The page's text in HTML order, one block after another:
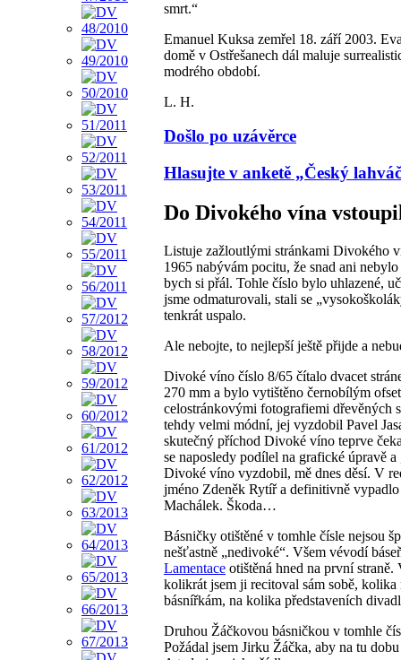
smrt.“
Emanuel Kuksa zemřel 18. září 2003.
domě v Ostřešanech dál maluje
modrého období.
L. H.
Došlo po uzávěrce
Hlasujte v anketě „Český
Do Divokého vína
Listuje zažloutlými stránkami Divokého
1965 nabývám pocitu, že snad ani
bych si přál. Tohle číslo bylo uhlazené,
jsme odmaturovali, stali se
tenkrát uspalo.
Ale nebojte, to nejlepší ještě přijde a
Divoké víno číslo 8/65 čítalo dvacet
270 mm a bylo vytištěno černobílým
celostránkovými fotografiemi dřevěných
tehdy velmi módní, jej vyzdobil Pavel
skutečný příchod Divoké víno teprve
se naposledy podílel na grafické úpravě
Divoké víno vyzdobil, mě dnes děsí. V
jméno Zdeněk Rytíř a definitivně
Machálek. Škoda…
Básničky otištěné v tomhle čísle nejsou
nešťastně „nedivoké“. Všem vévodí
Lamentace otištěná hned na první straně.
kolikrát jsem ji recitoval sám sobě, kolika
básnířkám, na kolika představeních
Druhou Žáčkovou básničkou v tomhle
Požádal jsem Jirku Žáčka, aby na tu